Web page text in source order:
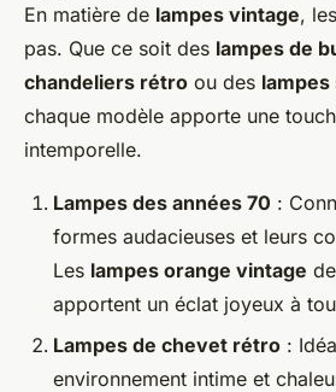
En matière de lampes vintage,
pas. Que ce soit des lampes de
chandeliers rétro ou des
chaque modèle apporte une
intemporelle.
Lampes des années 70 :
formes audacieuses et leurs
Les lampes orange vintage
apportent un éclat joyeux à
Lampes de chevet rétro :
environnement intime et